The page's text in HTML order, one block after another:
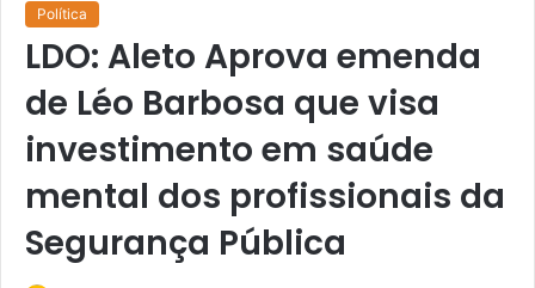
Política
LDO: Aleto Aprova emenda
de Léo Barbosa que visa
investimento em saúde
mental dos profissionais da
Segurança Pública